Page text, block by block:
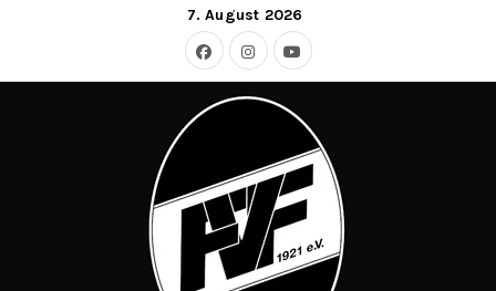
springen
7. August 2026